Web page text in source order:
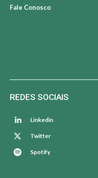
Fale Conosco
REDES SOCIAIS
Linkedin
Twitter
Spotify